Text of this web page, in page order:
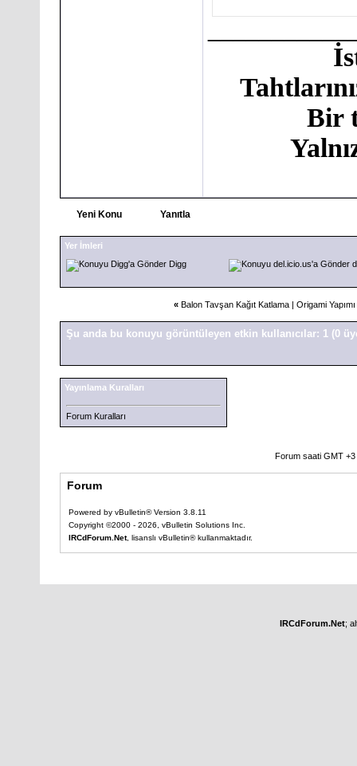
Bir
Yeni Konu Yanıtla
Yer İmleri
Digg
« Balon Tavşan Kağıt Katlama | Origami Yapımı
Şu anda bu konuyu görüntüleyen etkin kullanıcılar: 1 (0
Yayınlama Kuralları
Forum Kuralları
Forum saati GMT
Forum
Powered by vBulletin® Version 3.8.11
Copyright ©2000 - 2026, vBulletin Solutions Inc.
IRCdForum.Net, lisanslı vBulletin® kullanmaktadır.
IRCdForum.Net;